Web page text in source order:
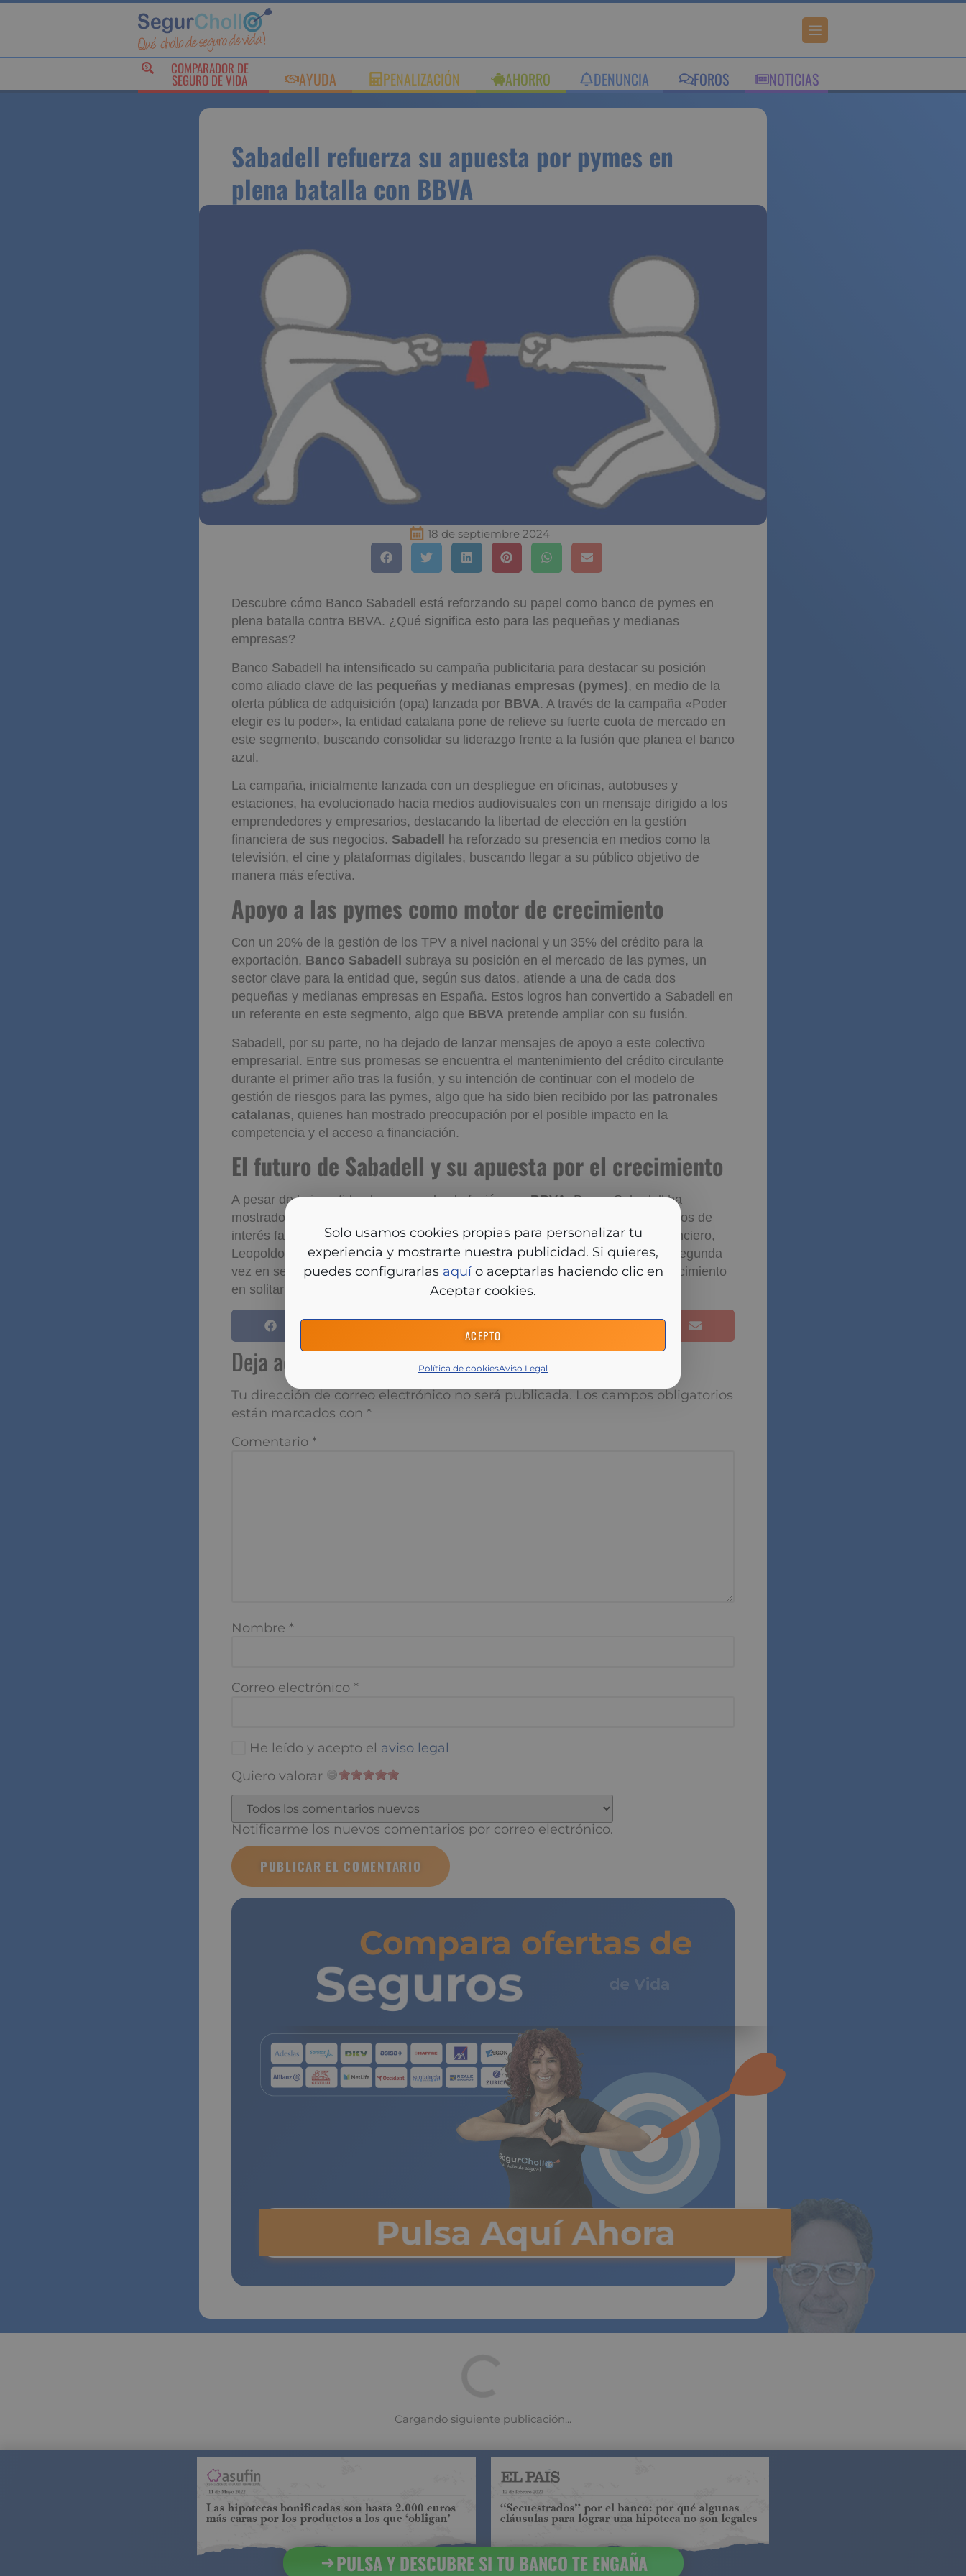
Solo usamos cookies propias para personalizar tu experiencia
y mostrarte nuestra publicidad. Si quieres, puedes configurarlas
aquío aceptarlas haciendo clic en Aceptar cookies.
COMPARADOR DE
SEGURO DE VIDA AYUDA PENALIZACIÓN AHORRO DENUNCIA FOROS NOTICIAS
Sabadell refuerza su apuesta por pymes
en plena batalla con BBVA
18 de septiembre 2024
Descubre cómo Banco Sabadell está reforzando su papel como banco de pymes en
plena batalla contra BBVA. ¿Qué significa esto para las pequeñas y medianas
empresas?
Banco Sabadell ha intensificado su campaña publicitaria para destacar su posición
como aliado clave de las pequeñas y medianas empresas (pymes), en medio de la
oferta pública de adquisición (opa) lanzada por BBVA. A través de la campaña «Poder
elegir es tu poder», la entidad catalana pone de relieve su fuerte cuota de mercado en
este segmento, buscando consolidar su liderazgo frente a la fusión que planea el banco
azul.
La campaña, inicialmente lanzada con un despliegue en oficinas, autobuses y
estaciones, ha evolucionado hacia medios audiovisuales con un mensaje dirigido a los
emprendedores y empresarios, destacando la libertad de elección en la gestión
financiera de sus negocios. Sabadell
ha reforzado su presencia en medios como la
televisión, el cine y plataformas digitales, buscando llegar a su público objetivo de
manera más efectiva.
Apoyo a las pymes como motor de
crecimiento
Con un 20% de la gestión de los TPV a nivel nacional y un 35% del crédito para la
exportación,Banco Sabadell
subraya su posición en el mercado de las pymes, un
sector clave para la entidad que, según sus datos, atiende a una de cada dos
pequeñas y medianas empresas en España. Estos logros han convertido a Sabadell en
un referente en este segmento, algo queBBVApretende ampliar con su fusión.
Sabadell, por su parte, no ha dejado de lanzar mensajes de apoyo a este colectivo
empresarial. Entre sus promesas se encuentra el mantenimiento del crédito circulante
durante el primer año tras la fusión, y su intención de continuar con el modelo de
gestión de riesgos para las pymes, algo que ha sido bien recibido por laspatronales
catalanas , quienes han mostrado preocupación por el posible impacto en la
competencia y el acceso a financiación.
El futuro de Sabadell y su apuesta por el
crecimiento
A pesar de la incertidumbre que rodea la fusión conBBVA, Banco Sabadell ha
mostrado una evolución positiva en sus resultados bancarios. Gracias a los tipos de
interés favorables, la entidad ha registrado beneficios récord y su director financiero,
Leopoldo Alvear, ha dejado abierta la posibilidad de mejorar el dividendo por segunda
vez en seis meses, ofreciendo a los accionistas razones para confiar en el crecimiento
en solitario del banco.
Deja aquí tu comentario pregunta o respuesta
Tu dirección de correo electrónico no será publicada.
Nombre*
Correo electrónico*
He leído y acepto el aviso legal
Quiero valorar
Notificarme los nuevos comentarios por correo electrónico.
Compara ofertas de
Seguros de Vida
Pulsa Aquí Ahora
Todos los grandes bancos cubren ya el
coste del capital excepto Unicaja
PULSA Y DESCUBRE SI TU BANCO TE ENGAÑA